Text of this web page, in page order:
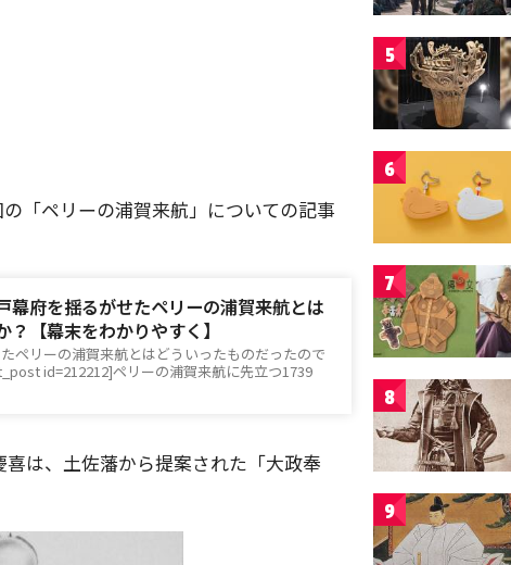
「ペリーの浦賀来航」についての記事
幕府を揺るがせたペリーの浦賀来航とは
【幕末をわかりやすく】
ペリーの浦賀来航とはどういったものだったので
id=212212]ペリーの浦賀来航に先立つ1739
は、土佐藩から提案された「大政奉
5
6
7
8
9